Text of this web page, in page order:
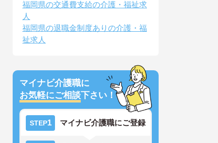
福岡県の交通費支給の介護・福祉求
人
福岡県の退職金制度ありの介護・福
祉求人
マイナビ介護職に
お気軽にご相談下さい！
STEP1 マイナビ介護職にご登録